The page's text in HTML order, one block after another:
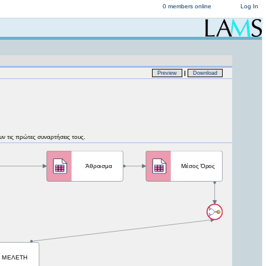
Log In
0 members online
Preview | Download
τις πρώτες συναρτήσεις τους.